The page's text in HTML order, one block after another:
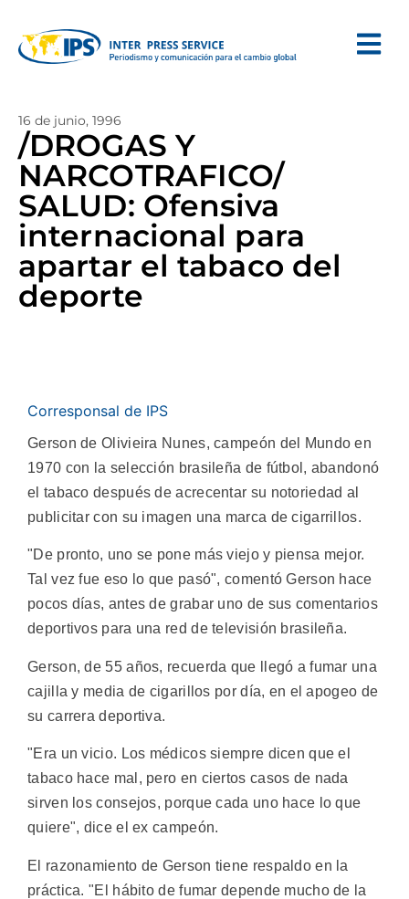
16 de junio, 1996
/DROGAS Y
NARCOTRAFICO/
SALUD: Ofensiva
internacional para
apartar el tabaco del
deporte
Corresponsal de IPS
Gerson de Olivieira Nunes, campeón del Mundo en
1970 con la selección brasileña de fútbol, abandonó
el tabaco después de acrecentar su notoriedad al
publicitar con su imagen una marca de cigarrillos.
"De pronto, uno se pone más viejo y piensa mejor.
Tal vez fue eso lo que pasó", comentó Gerson hace
pocos días, antes de grabar uno de sus comentarios
deportivos para una red de televisión brasileña.
Gerson, de 55 años, recuerda que llegó a fumar una
cajilla y media de cigarillos por día, en el apogeo de
su carrera deportiva.
"Era un vicio. Los médicos siempre dicen que el
tabaco hace mal, pero en ciertos casos de nada
sirven los consejos, porque cada uno hace lo que
quiere", dice el ex campeón.
El razonamiento de Gerson tiene respaldo en la
práctica. "El hábito de fumar depende mucho de la